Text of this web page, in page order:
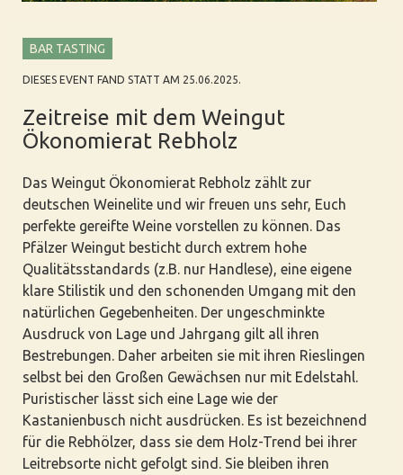
BAR TASTING
DIESES EVENT FAND STATT AM 25.06.2025.
Zeitreise mit dem Weingut
Ökonomierat Rebholz
Das Weingut Ökonomierat Rebholz zählt zur
deutschen Weinelite und wir freuen uns sehr, Euch
perfekte gereifte Weine vorstellen zu können. Das
Pfälzer Weingut besticht durch extrem hohe
Qualitätsstandards (z.B. nur Handlese), eine eigene
klare Stilistik und den schonenden Umgang mit den
natürlichen Gegebenheiten. Der ungeschminkte
Ausdruck von Lage und Jahrgang gilt all ihren
Bestrebungen. Daher arbeiten sie mit ihren Rieslingen
selbst bei den Großen Gewächsen nur mit Edelstahl.
Puristischer lässt sich eine Lage wie der
Kastanienbusch nicht ausdrücken. Es ist bezeichnend
für die Rebhölzer, dass sie dem Holz-Trend bei ihrer
Leitrebsorte nicht gefolgt sind. Sie bleiben ihren